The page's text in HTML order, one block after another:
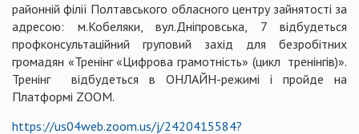
районній філії Полтавського обласного центру зайнятості за
адресою: м.Кобеляки, вул.Дніпровська, 7 відбудеться
профконсультаційний груповий захід для безробітних
громадян «Тренінг «Цифрова грамотність» (цикл тренінгів)».
Тренінг відбудеться в ОНЛАЙН-режимі і пройде на
Платформі ZOOM.
https://us04web.zoom.us/j/2420415584?